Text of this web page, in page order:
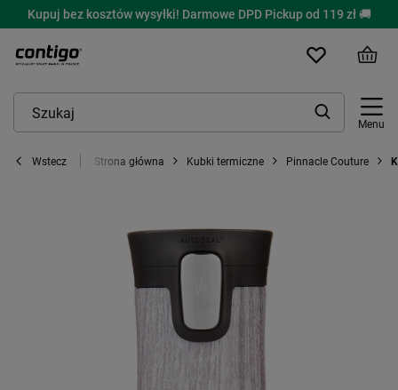
Kupuj bez kosztów wysyłki! Darmowe DPD Pickup od 119 zł 🚚
Menu
Wstecz Strona główna Kubki termiczne Pinnacle Couture